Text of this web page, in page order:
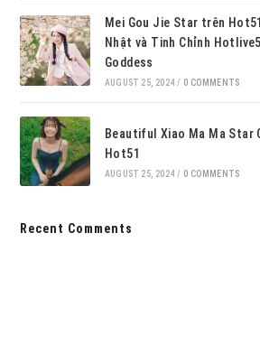
Mei Gou Jie Star trên
Nhật và Tinh Chỉnh
Goddess
AUGUST 25, 2024 / 0 COMMENTS
Beautiful Xiao Ma Ma Star
Hot51
AUGUST 25, 2024 / 0 COMMENTS
Recent Comments